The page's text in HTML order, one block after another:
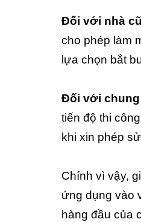
Đối với nhà
cho phép làm
lựa chọn bắt
Đối với
tiến độ thi
khi xin phép
Chính vì vậy,
ứng dụng vào
hàng đầu của